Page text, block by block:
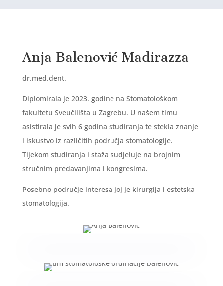
Anja Balenović Madirazza
dr.med.dent.
Diplomirala je 2023. godine na Stomatološkom
fakultetu Sveučilišta u Zagrebu. U našem timu
asistirala je svih 6 godina studiranja te stekla znanje
i iskustvo iz različitih područja stomatologije.
Tijekom studiranja i staža sudjeluje na brojnim
stručnim predavanjima i kongresima.
Posebno područje interesa joj je kirurgija i estetska
stomatologija.